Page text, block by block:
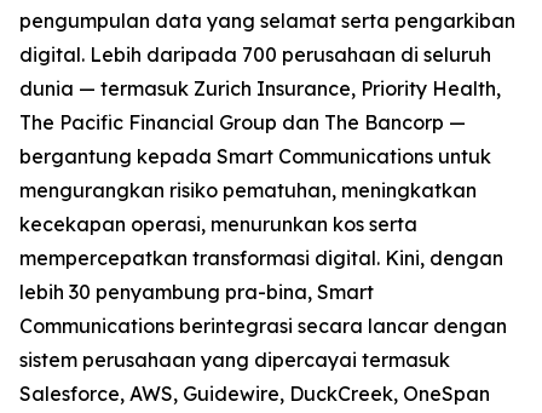
pengumpulan data yang selamat serta pengarkiban
digital. Lebih daripada 700 perusahaan di seluruh
dunia — termasuk Zurich Insurance, Priority Health,
The Pacific Financial Group dan The Bancorp —
bergantung kepada Smart Communications untuk
mengurangkan risiko pematuhan, meningkatkan
kecekapan operasi, menurunkan kos serta
mempercepatkan transformasi digital. Kini, dengan
lebih 30 penyambung pra-bina, Smart
Communications berintegrasi secara lancar dengan
sistem perusahaan yang dipercayai termasuk
Salesforce, AWS, Guidewire, DuckCreek, OneSpan